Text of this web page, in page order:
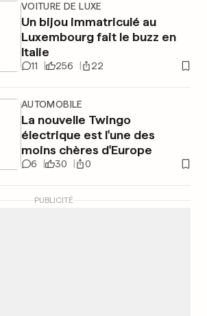
VOITURE DE LUXE
Un bijou immatriculé au
Luxembourg fait le buzz en
Italie
11 256 22
AUTOMOBILE
La nouvelle Twingo
électrique est l'une des
moins chères d'Europe
6 30 0
PUBLICITÉ